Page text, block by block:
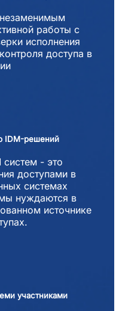
незаменимым
работы с
исполнения
доступа в
IDM-решений
систем - это
доступами в
системах
нуждаются в
источнике
участниками